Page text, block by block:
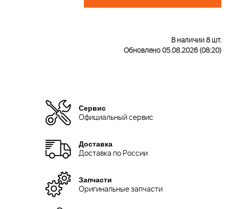
В наличии 8 шт.
Обновлено 05.08.2026 (08:20)
Сервис
Официальный сервис
Доставка
Доставка по России
Запчасти
Оригинальные запчасти